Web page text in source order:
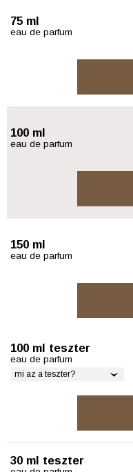
75 ml
eau de parfum
100 ml
eau de parfum
150 ml
eau de parfum
100 ml teszter
eau de parfum
mi az a teszter?
30 ml teszter